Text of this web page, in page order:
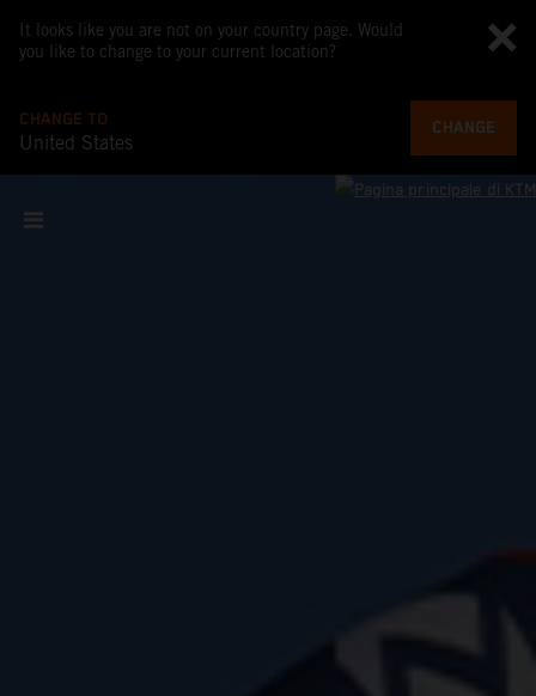
It looks like you are not on your country page. Would
you like to change to your current location?
CHANGE TO
United States
CHANGE